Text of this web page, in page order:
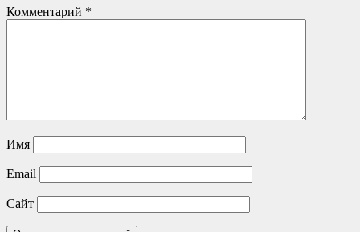
Комментарий *
Имя
Email
Сайт